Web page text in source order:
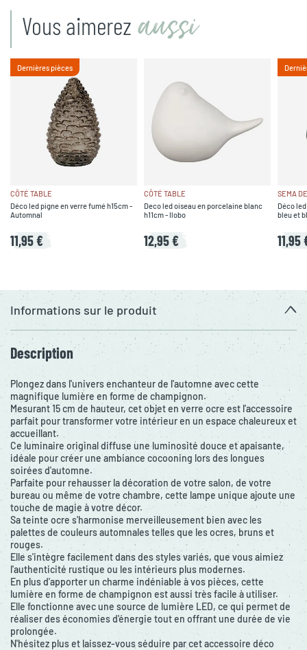
Vous aimerez aussi
Dernières pièces
CÔTÉ TABLE
Déco led pigne en verre fumé h15cm -
Automnal
11,95 €
CÔTÉ TABLE
Deco led oiseau en porcelaine blanc
h11cm - Ilobo
12,95 €
SEMA
Déco
bleu et
11,95
Informations sur le produit
Description
Plongez dans l'univers enchanteur de l'automne avec cette
magnifique lumière en forme de champignon.
Mesurant 15 cm de hauteur, cet objet en verre ocre est l'accessoire
parfait pour transformer votre intérieur en un espace chaleureux et
accueillant.
Ce luminaire original diffuse une luminosité douce et apaisante,
idéale pour créer une ambiance cocooning lors des longues
soirées d'automne.
Parfaite pour rehausser la décoration de votre salon, de votre
bureau ou même de votre chambre, cette lampe unique ajoute une
touche de magie à votre décor.
Sa teinte ocre s'harmonise merveilleusement bien avec les
palettes de couleurs automnales telles que les ocres, bruns et
rouges.
Elle s'intègre facilement dans des styles variés, que vous aimiez
l'authenticité rustique ou les intérieurs plus modernes.
En plus d'apporter un charme indéniable à vos pièces, cette
lumière en forme de champignon est aussi très facile à utiliser.
Elle fonctionne avec une source de lumière LED, ce qui permet de
réaliser des économies d'énergie tout en offrant une durée de vie
prolongée.
N'hésitez plus et laissez-vous séduire par cet accessoire déco